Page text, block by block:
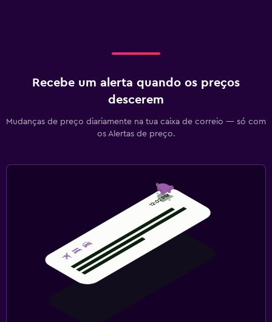
Recebe um alerta quando os preços
descerem
Mudanças de preço diariamente na tua caixa de correio — só com
os Alertas de preço.